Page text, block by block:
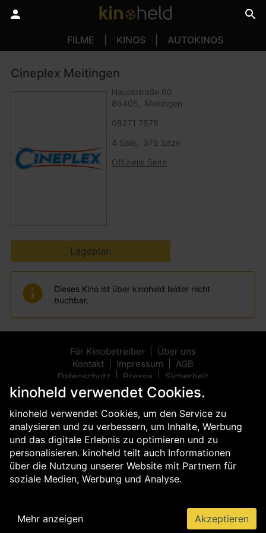
kinoheld verwendet Cookies.
kinoheld verwendet Cookies, um den Service zu
analysieren und zu verbessern, um Inhalte, Werbung
und das digitale Erlebnis zu optimieren und zu
personalisieren. kinoheld teilt auch Informationen
über die Nutzung unserer Website mit Partnern für
soziale Medien, Werbung und Analyse.
Mehr anzeigen Akzeptieren
FILME KINOS AUTOKINOS
Cineplex Meitingen
Hauptstraße 60
86405
Meitingen
08271 7878
4 Säle
376 Sitze
Offizielle Seite
Lageplan
Dieses Kino ist über kinoheld leider nicht
buchbar.
Für Kinobetreiber
Über uns
Kontakt
Impressum
AGB
Datenschutz
Presse Sicherheit